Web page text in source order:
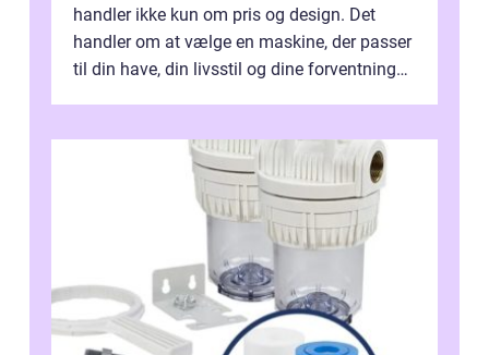
handler ikke kun om pris og design. Det
handler om at vælge en maskine, der passer
til din have, din livsstil og dine forventninger.